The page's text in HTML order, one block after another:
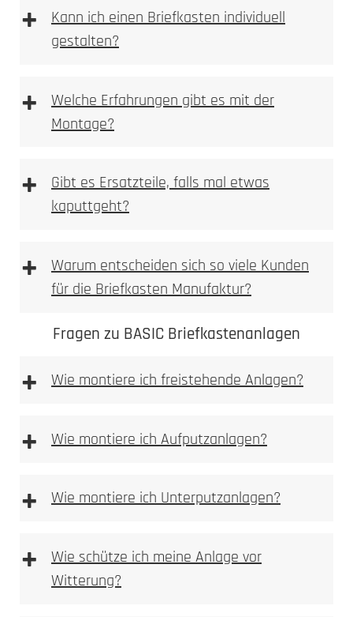
Fahrrad-Ladestationen
+
Kann ich einen Briefkasten individuell
gestalten?
+
Welche Erfahrungen gibt es mit der
Montage?
+
Gibt es Ersatzteile, falls mal etwas
kaputtgeht?
+
Warum entscheiden sich so viele Kunden
für die Briefkasten Manufaktur?
Fragen zu BASIC Briefkastenanlagen
+ Wie montiere ich freistehende Anlagen?
+ Wie montiere ich Aufputzanlagen?
+ Wie montiere ich Unterputzanlagen?
+
Wie schütze ich meine Anlage vor
Witterung?